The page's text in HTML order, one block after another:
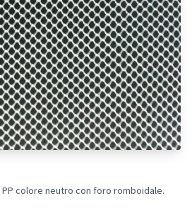
PP colore neutro con foro romboidale.